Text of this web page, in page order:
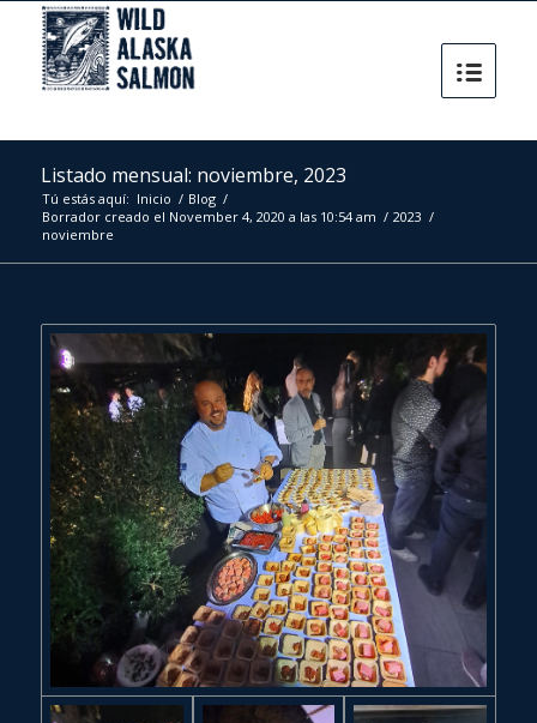
Listado mensual: noviembre, 2023
Tú estás aquí: Inicio / Blog /
Borrador creado el November 4, 2020 a las 10:54 am / 2023 /
noviembre